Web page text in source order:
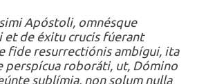
Apóstoli, omnésque
et de éxitu crucis fúerant
fide resurrectiónis ambígui, ita
perspícua roboráti, ut, Dómino
sublímia, non solum nulla